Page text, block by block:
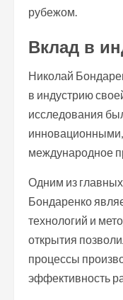
рубежом.
Вклад в
Николай
в индустрию
исследования
международное
Одним из
Бондаренко
технологий и
открытия
процессы
эффективность